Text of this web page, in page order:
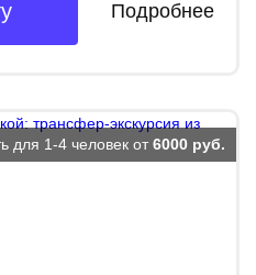
Подробнее
для 1-4 человек от 6000 руб.